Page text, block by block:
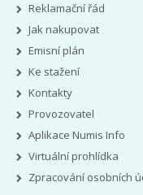
Reklamační řád
Jak nakupovat
Emisní plán
Ke stažení
Kontakty
Provozovatel
Aplikace Numis Info
Virtuální prohlídka
Zpracování osobních